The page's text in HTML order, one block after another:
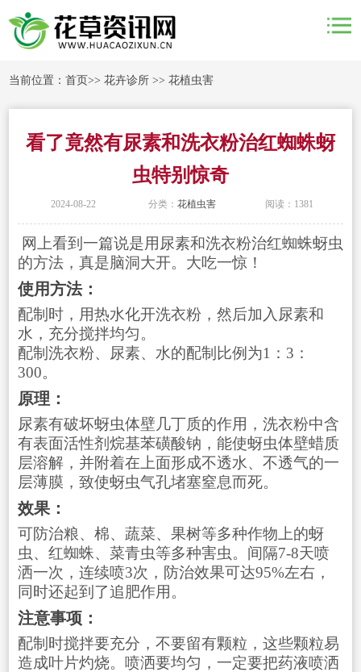
当前位置：首页>>花卉诊所 >>花植虫害
看了竟然有尿素和洗衣粉治红蜘蛛蚜
虫特别惊奇
2024-08-22 分类： 花植虫害 阅读：1381
网上看到一篇说是用尿素和洗衣粉治红蜘蛛蚜虫
的方法，真是脑洞大开。 大吃一惊！
使用方法：
配制时，用热水化开洗衣粉，然后加入尿素和
水，充分搅拌均匀。
配制洗衣粉、尿素、水的配制比例为1：3：
300。
原理：
尿素有破坏蚜虫体壁几丁质的作用，洗衣粉中含
有表面活性剂烷基苯磺酸钠，能使蚜虫体壁蜡质
层溶解，并附着在上面形成不透水、不透气的一
层薄膜，致使蚜虫气孔堵塞窒息而死。
效果：
可防治粮、棉、蔬菜、果树等多种作物上的蚜
虫、红蜘蛛、菜青虫等多种害虫。间隔7-8天喷
洒一次，连续喷3次，防治效果可达95%左右，
同时还起到了追肥作用。
注意事项：
配制时搅拌要充分，不要留有颗粒，这些颗粒易
造成叶片灼烧。喷洒要均匀，一定要把药液喷洒